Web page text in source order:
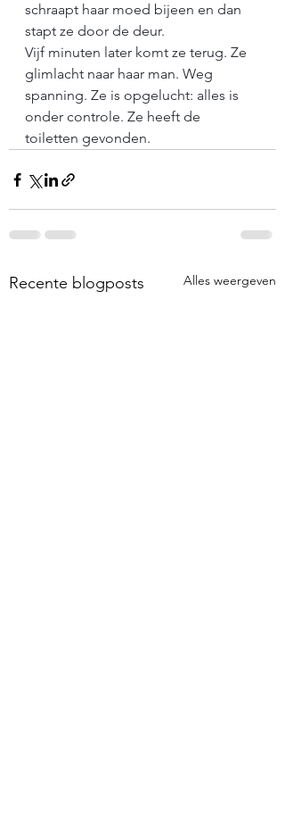
schraapt haar moed bijeen en dan
stapt ze door de deur.
Vijf minuten later komt ze terug. Ze
glimlacht naar haar man. Weg
spanning. Ze is opgelucht: alles is
onder controle. Ze heeft de
toiletten gevonden.
Recente blogposts Alles weergeven